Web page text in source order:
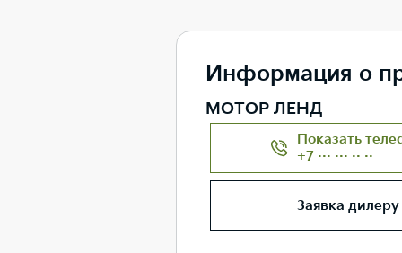
Информация о
МОТОР ЛЕНД
Показать
+7 ··· ··· ·· ··
Заявка дилеру